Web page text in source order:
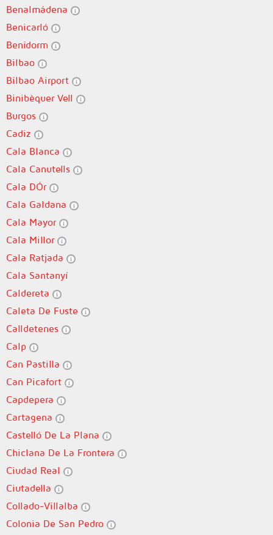
Benalmádena
Benicarló
Benidorm
Bilbao
Bilbao Airport
Binibèquer Vell
Burgos
Cadiz
Cala Blanca
Cala Canutells
Cala DÓr
Cala Galdana
Cala Mayor
Cala Millor
Cala Ratjada
Cala Santanyí
Caldereta
Caleta De Fuste
Calldetenes
Calp
Can Pastilla
Can Picafort
Capdepera
Cartagena
Castelló De La Plana
Chiclana De La Frontera
Ciudad Real
Ciutadella
Collado-Villalba
Colonia De San Pedro